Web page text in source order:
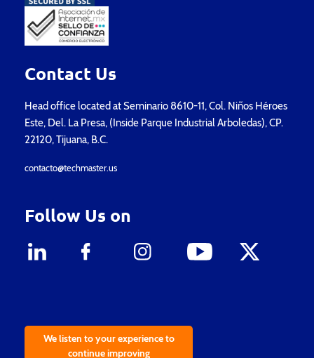
Contact Us
Head office located at Seminario 8610-11, Col. Niños Héroes
Este, Del. La Presa, (Inside Parque Industrial Arboledas), CP.
22120, Tijuana, B.C.
contacto@techmaster.us
Follow Us on
We listen to your experience to
continue improving